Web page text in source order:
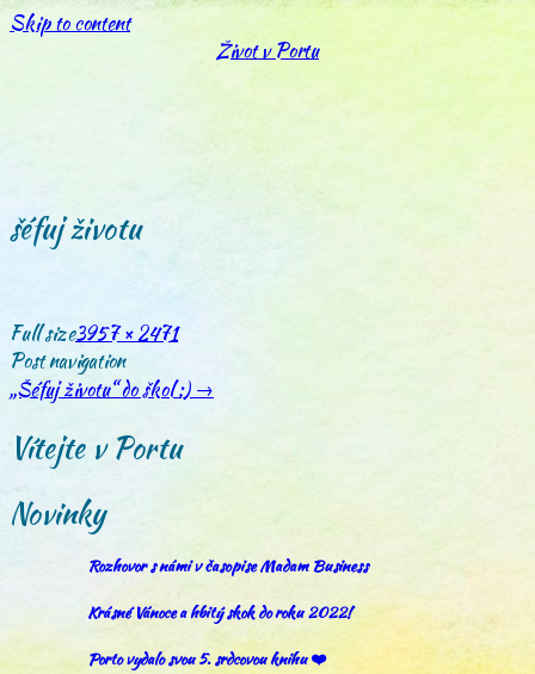
Skip to content
Život v Portu
šéfuj životu
Full size3957 × 2471
Post navigation
„Šéfuj životu“ do škol :) →
Vítejte v Portu
Novinky
Rozhovor s námi v časopise Madam Business
Krásné Vánoce a hbitý skok do roku 2022!
Porto vydalo svou 5. srdcovou knihu ❤️